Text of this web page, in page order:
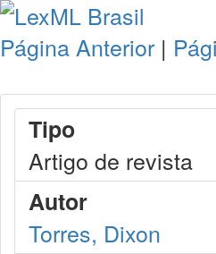
Página Anterior |
Tipo
Artigo de revista
Autor
Torres, Dixon